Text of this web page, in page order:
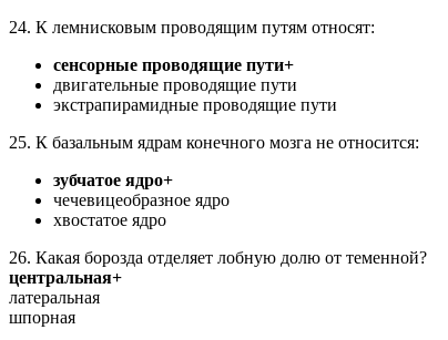
24. К лемнисковым проводящим путям относят:
сенсорные проводящие пути+
двигательные проводящие пути
экстрапирамидные проводящие пути
25. К базальным ядрам конечного мозга не относится:
зубчатое ядро+
чечевицеобразное ядро
хвостатое ядро
26. Какая борозда отделяет лобную долю от теменной?
центральная+
латеральная
шпорная